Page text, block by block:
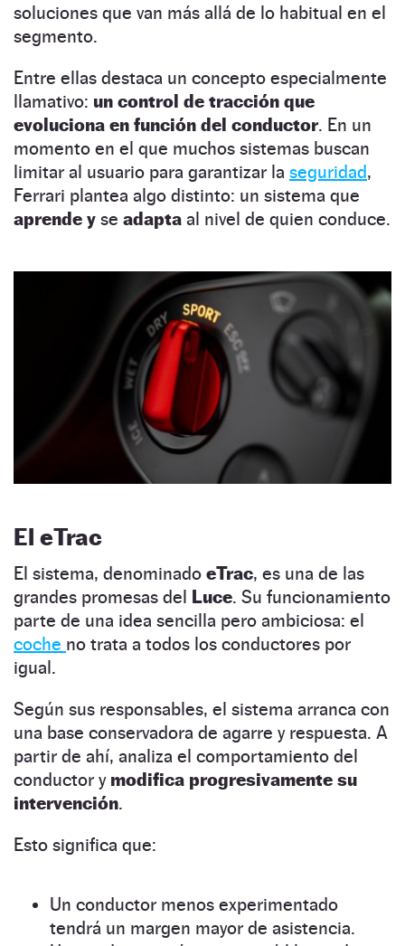
soluciones que van más allá de lo habitual en el
segmento.
Entre ellas destaca un concepto especialmente
llamativo: un control de tracción que
evoluciona en función del conductor. En un
momento en el que muchos sistemas buscan
limitar al usuario para garantizar la seguridad,
Ferrari plantea algo distinto: un sistema que
aprende y se adapta al nivel de quien conduce.
El eTrac
El sistema, denominado eTrac, es una de las
grandes promesas del Luce. Su funcionamiento
parte de una idea sencilla pero ambiciosa: el
coche no trata a todos los conductores por
igual.
Según sus responsables, el sistema arranca con
una base conservadora de agarre y respuesta. A
partir de ahí, analiza el comportamiento del
conductor y modifica progresivamente su
intervención.
Esto significa que:
Un conductor menos experimentado
tendrá un margen mayor de asistencia.